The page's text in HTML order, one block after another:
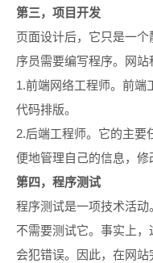
第三，项目开发
页面设计后，它只是一
序员需要编写程序。网站
1.前端网络工程师。前端
代码排版。
2.后端工程师。它的主要
便地管理自己的信息，修
第四，程序测试
程序测试是一项技术活动
不需要测试它。事实上
会犯错误。因此，在网